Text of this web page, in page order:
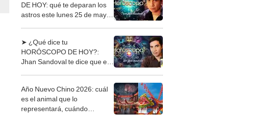
DE HOY: qué te deparan los
astros este lunes 25 de mayo,
➤ ¿Qué dice tu
HORÓSCOPO DE HOY?:
Jhan Sandoval te dice que es
Año Nuevo Chino 2026: cuál
es el animal que lo
representará, cuándo